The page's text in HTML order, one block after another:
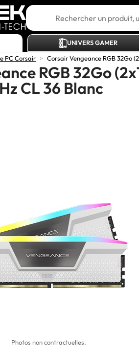
UNIVERS GAMER
PC Corsair > Corsair Vengeance RGB 32Go
RGB 32Go
CL 36 Blanc
Photos non contractuelles.